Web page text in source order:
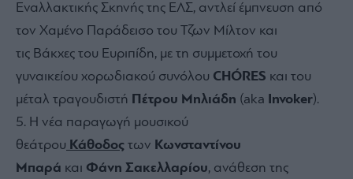
Εναλλακτικής Σκηνής της ΕΛΣ, αντλεί έμπνευση από
τον Χαμένο Παράδεισο του Τζων Μίλτον και
τις Βάκχες του Ευριπίδη, με τη συμμετοχή του
γυναικείου χορωδιακού συνόλου CHÓRES και του
μέταλ τραγουδιστή Πέτρου Μηλιάδη (aka Invoker).
Η νέα παραγωγή μουσικού
θεάτρου Κάθοδος των Κωνσταντίνου
Μπαρά και Φάνη Σακελλαρίου, ανάθεση της